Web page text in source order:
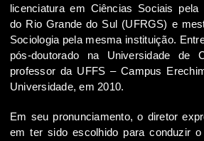
licenciatura em Ciências Sociais pela
do Rio Grande do Sul (UFRGS) e
Sociologia pela mesma instituição.
pós-doutorado na Universidade de
professor da UFFS – Campus
Universidade, em 2010.
Em seu pronunciamento, o diretor
em ter sido escolhido para conduzir